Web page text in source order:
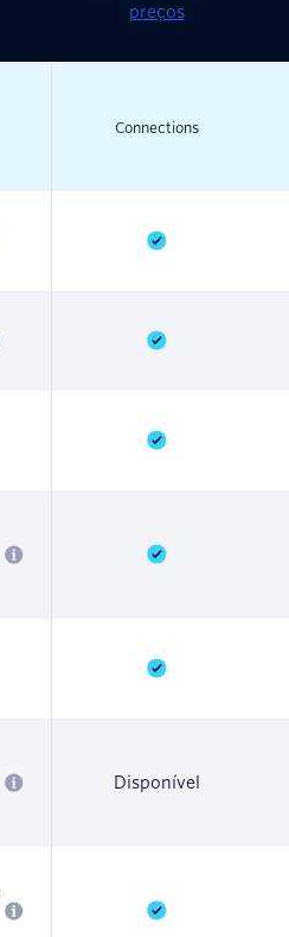
preços
Connections
Disponível